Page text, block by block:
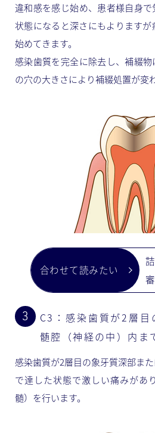
違和感を感じ始め、患者様自身
状態になると深さにもよります
始めてきます。
感染歯質を完全に除去し、補綴
の穴の大きさにより補綴処置が変
C3：感染歯質が2層目
髄腔（神経の中）内ま
感染歯質が2層目の象牙質深部ま
で達した状態で激しい痛みがあ
髄）を行います。